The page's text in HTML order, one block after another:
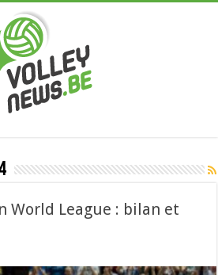
World League : bilan et